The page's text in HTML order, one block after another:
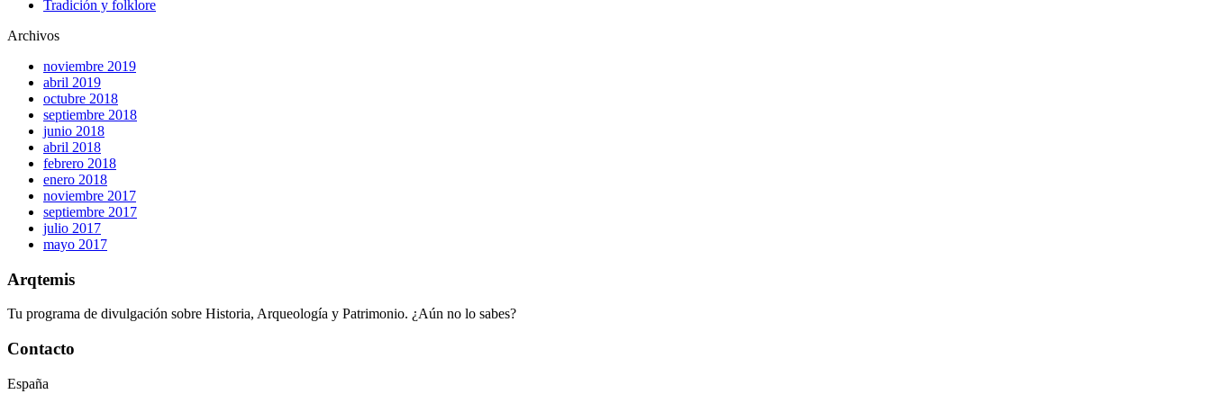
Tradición y folklore
Archivos
noviembre 2019
abril 2019
octubre 2018
septiembre 2018
junio 2018
abril 2018
febrero 2018
enero 2018
noviembre 2017
septiembre 2017
julio 2017
mayo 2017
Arqtemis
Tu programa de divulgación sobre Historia, Arqueología y Patrimonio. ¿Aún no lo sabes?
Contacto
España